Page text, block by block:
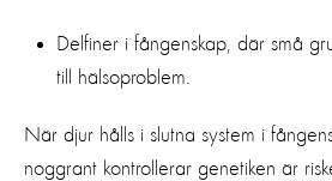
Delfiner i fångenskap, där små
till hälsoproblem.
När djur hålls i slutna system i
noggrant kontrollerar genetiken är